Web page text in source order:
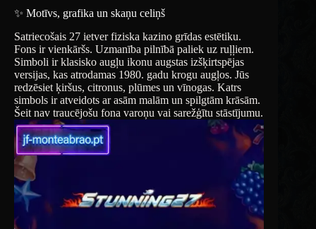
✨ Motīvs, grafika un skaņu celiņš
Satriecošais 27 ietver fiziska kazino grīdas estētiku.
Fons ir vienkāršs. Uzmanība pilnībā paliek uz ruļļiem.
Simboli ir klasisko augļu ikonu augstas izšķirtspējas
versijas, kas atrodamas 1980. gadu krogu augļos. Jūs
redzēsiet ķiršus, citronus, plūmes un vīnogas. Katrs
simbols ir atveidots ar asām malām un spilgtām krāsām.
Šeit nav traucējošu fona varoņu vai sarežģītu stāstījumu.